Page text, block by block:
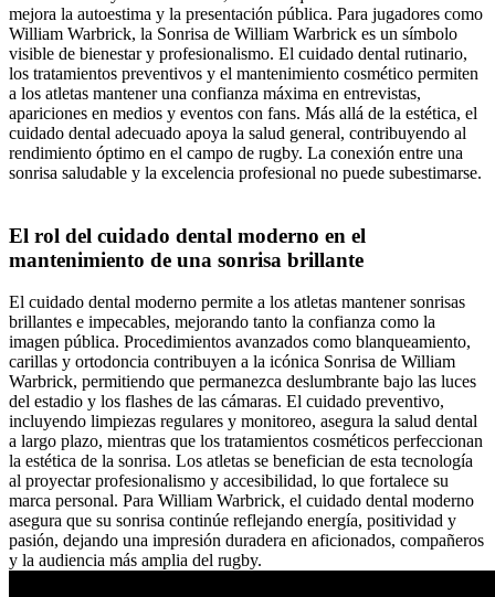
mejora la autoestima y la presentación pública. Para jugadores como
William Warbrick, la Sonrisa de William Warbrick es un símbolo
visible de bienestar y profesionalismo. El cuidado dental rutinario,
los tratamientos preventivos y el mantenimiento cosmético permiten
a los atletas mantener una confianza máxima en entrevistas,
apariciones en medios y eventos con fans. Más allá de la estética, el
cuidado dental adecuado apoya la salud general, contribuyendo al
rendimiento óptimo en el campo de rugby. La conexión entre una
sonrisa saludable y la excelencia profesional no puede subestimarse.
El rol del cuidado dental moderno en el
mantenimiento de una sonrisa brillante
El cuidado dental moderno permite a los atletas mantener sonrisas
brillantes e impecables, mejorando tanto la confianza como la
imagen pública. Procedimientos avanzados como blanqueamiento,
carillas y ortodoncia contribuyen a la icónica Sonrisa de William
Warbrick, permitiendo que permanezca deslumbrante bajo las luces
del estadio y los flashes de las cámaras. El cuidado preventivo,
incluyendo limpiezas regulares y monitoreo, asegura la salud dental
a largo plazo, mientras que los tratamientos cosméticos perfeccionan
la estética de la sonrisa. Los atletas se benefician de esta tecnología
al proyectar profesionalismo y accesibilidad, lo que fortalece su
marca personal. Para William Warbrick, el cuidado dental moderno
asegura que su sonrisa continúe reflejando energía, positividad y
pasión, dejando una impresión duradera en aficionados, compañeros
y la audiencia más amplia del rugby.